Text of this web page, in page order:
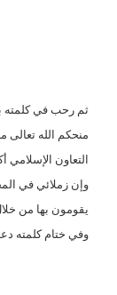
ثم رحب في كلمته
منحكم الله
التعاون
وإن زملائي في
يقومون بها من
وفي ختام كلمته